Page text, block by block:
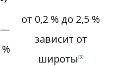
от 0,2 % до 2,5 %
зависит от
широты[3]